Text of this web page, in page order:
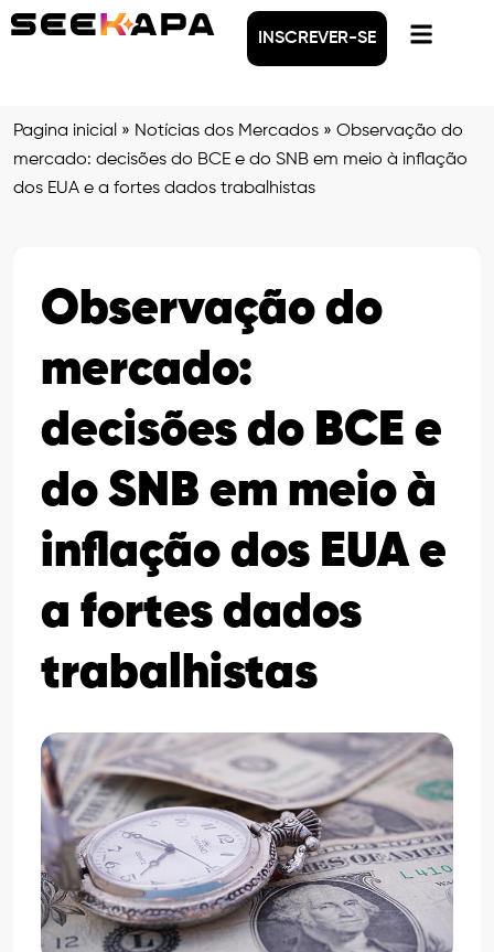
INSCREVER-SE
Pagina inicial » Notícias dos Mercados » Observação do
mercado: decisões do BCE e do SNB em meio à inflação
dos EUA e a fortes dados trabalhistas
Observação do
mercado:
decisões do BCE e
do SNB em meio à
inflação dos EUA e
a fortes dados
trabalhistas